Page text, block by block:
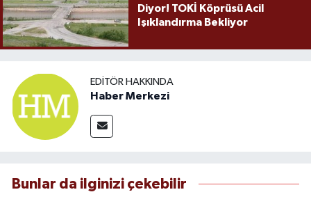
Diyor! TOKİ Köprüsü Acil
Işıklandırma Bekliyor
EDITÖR HAKKINDA
Haber Merkezi
Bunlar da ilginizi çekebilir